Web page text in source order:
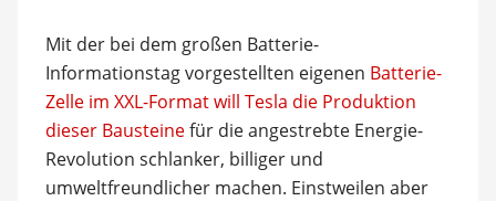
Mit der bei dem großen Batterie-
Informationstag vorgestellten eigenen Batterie-
Zelle im XXL-Format will Tesla die Produktion
dieser Bausteinefür die angestrebte Energie-
Revolution schlanker, billiger und
umweltfreundlicher machen. Einstweilen aber